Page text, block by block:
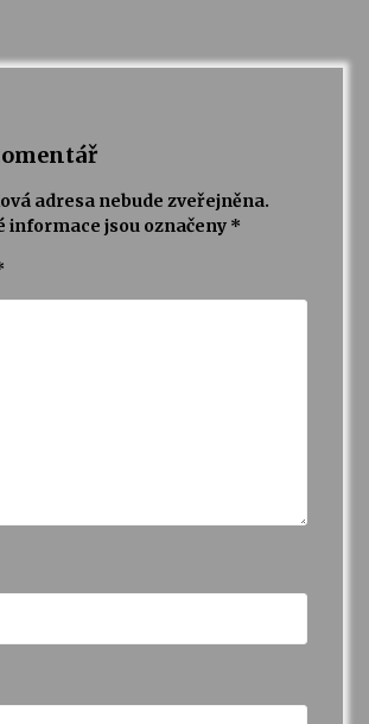
adresa nebude zveřejněna.
informace jsou označeny *